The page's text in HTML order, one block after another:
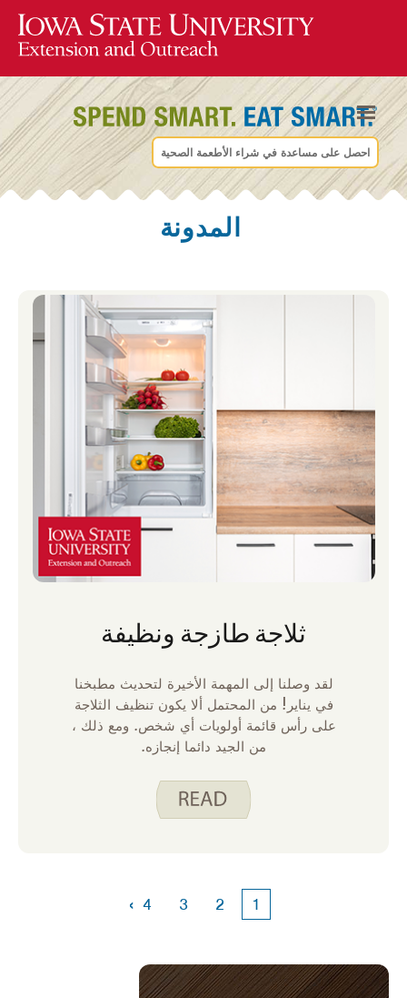
احصل على مساعدة في شراء الأطعمة الصحية
المدونة
ثلاجة طازجة ونظيفة
لقد وصلنا إلى المهمة الأخيرة لتحديث مطبخنا
في يناير! من المحتمل ألا يكون تنظيف الثلاجة
على رأس قائمة أولويات أي شخص. ومع ذلك ،
من الجيد دائما إنجازه.
1
2
3
4
›